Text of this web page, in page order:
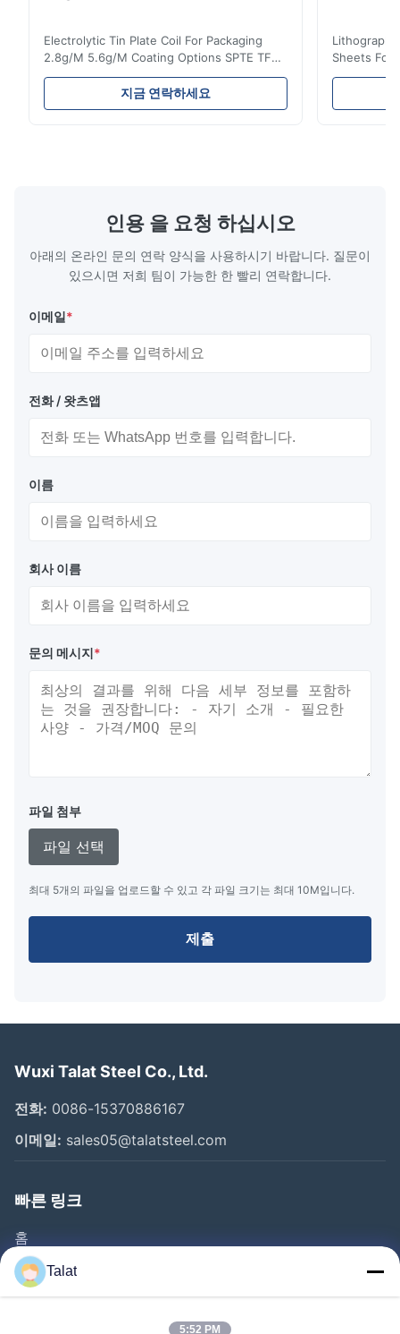
Electrolytic Tin Plate Coil For Packaging
2.8g/M 5.6g/M Coating Options SPTE TFS
Electrolytic Tin Plate Coil for Packaging -
2.8/2.8 & 5.6/5.6g/m Coating Options SPTE
TFS Electrolytic Tin Plate (ETP) represents
specifically for
지금 연락하세요
Sheets For
929mm
packaging
인용 을 요청 하십시오
아래의 온라인 문의 연락 양식을 사용하시기 바랍니다. 질문이
있으시면 저희 팀이 가능한 한 빨리 연락합니다.
이메일*
전화 / 왓츠앱
이름
회사 이름
문의 메시지*
파일 첨부
파일 선택
최대 5개의 파일을 업로드할 수 있고 각 파일 크기는 최대 10M입니다.
제출
Wuxi Talat Steel Co., Ltd.
전화: 0086-15370886167
이메일: sales05@talatsteel.com
빠른 링크
홈
제품 소개
회사 소개
Talat
5:52 PM